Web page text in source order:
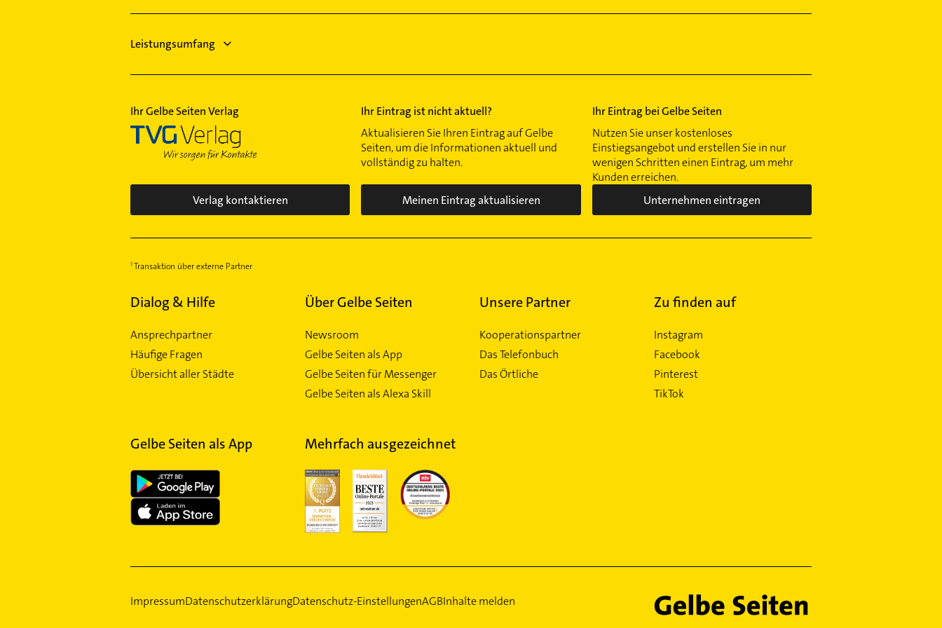
Leistungsumfang
Ihr Gelbe Seiten Verlag
Verlag kontaktieren
Ihr Eintrag ist nicht aktuell?
Aktualisieren Sie Ihren Eintrag auf Gelbe
Seiten, um die Informationen aktuell und
vollständig zu halten.
Meinen Eintrag aktualisieren
Ihr Eintrag bei Gelbe Seiten
Nutzen Sie unser kostenloses
Einstiegsangebot und erstellen Sie in nur
wenigen Schritten einen Eintrag, um mehr
Kunden erreichen.
Unternehmen eintragen
Transaktion über externe Partner
Dialog & Hilfe
Ansprechpartner
Häufige Fragen
Übersicht aller Städte
Über Gelbe Seiten
Newsroom
Gelbe Seiten als App
Gelbe Seiten für Messenger
Gelbe Seiten als Alexa Skill
Unsere Partner
Kooperationspartner
Das Telefonbuch
Das Örtliche
Zu finden auf
Instagram
Facebook
Pinterest
TikTok
Gelbe Seiten als App Mehrfach ausgezeichnet
ImpressumDatenschutzerklärungDatenschutz-EinstellungenAGBInhalte melden